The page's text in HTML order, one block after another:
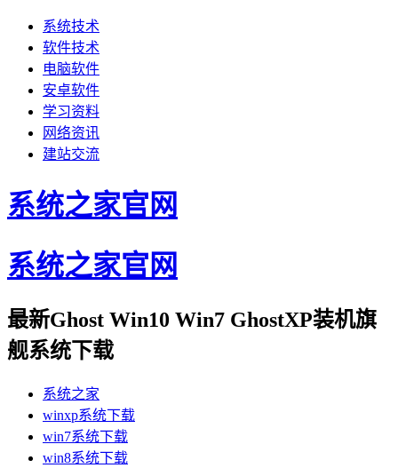
系统技术
软件技术
电脑软件
安卓软件
学习资料
网络资讯
建站交流
系统之家官网
系统之家官网
最新Ghost Win10 Win7 GhostXP装机旗
舰系统下载
系统之家
winxp系统下载
win7系统下载
win8系统下载